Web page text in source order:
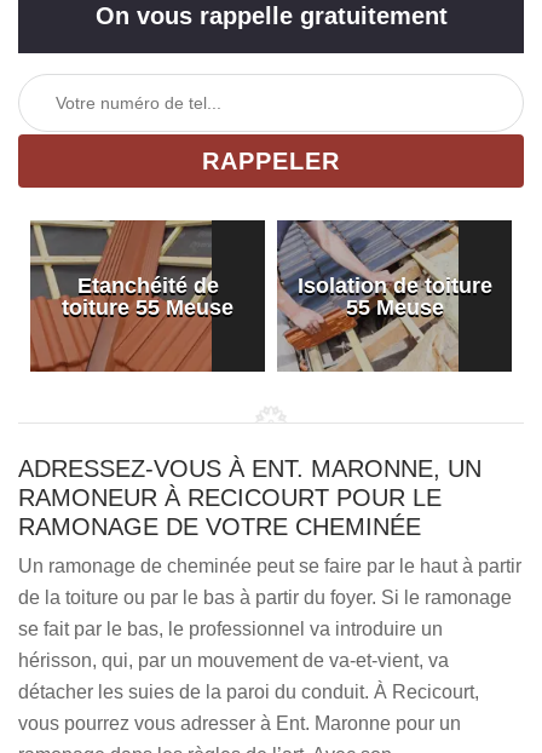
On vous rappelle gratuitement
Etanchéité de
toiture 55 Meuse
Isolation de toiture
55 Meuse
ADRESSEZ-VOUS À ENT. MARONNE, UN
RAMONEUR À RECICOURT POUR LE
RAMONAGE DE VOTRE CHEMINÉE
Un ramonage de cheminée peut se faire par le haut à partir
de la toiture ou par le bas à partir du foyer. Si le ramonage
se fait par le bas, le professionnel va introduire un
hérisson, qui, par un mouvement de va-et-vient, va
détacher les suies de la paroi du conduit. À Recicourt,
vous pourrez vous adresser à Ent. Maronne pour un